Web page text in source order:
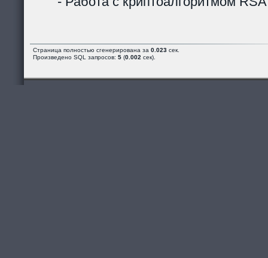
Страница полностью сгенерирована за 0.023 сек.
Произведено SQL запросов: 5 (0.002 сек).